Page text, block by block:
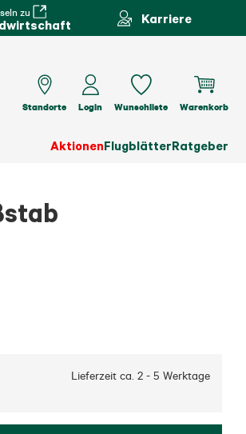
zu Karriere
Standorte Login Wunschliste Warenkorb
AktionenFlugblätterRatgeber
Lieferzeit ca. 2 - 5 Werktage